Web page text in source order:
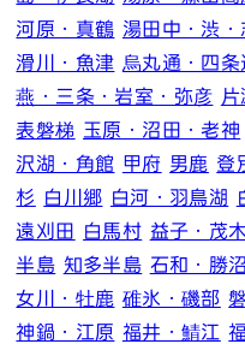
河原・真鶴 湯田中・渋・
滑川・魚津 烏丸通・四条
燕・三条・岩室・弥彦
表磐梯 玉原・沼田・老神
沢湖・角館 甲府 男鹿 登
杉 白川郷 白河・羽鳥湖
遠刈田 白馬村 益子・茂木
半島 知多半島 石和・勝
女川・牡鹿 碓氷・磯部
神鍋・江原 福井・鯖江